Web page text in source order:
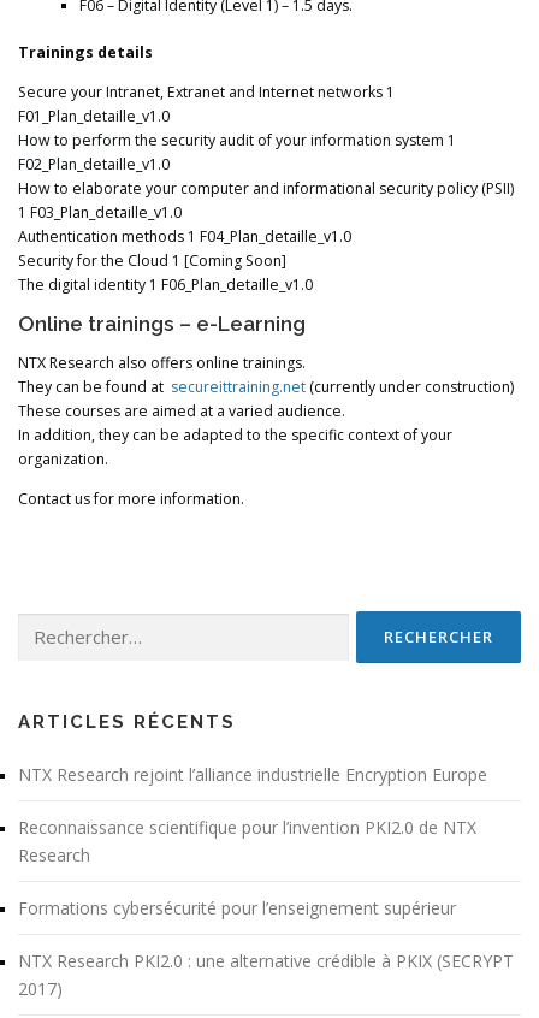
F06 – Digital Identity (Level 1) – 1.5 days.
Trainings details
Secure your Intranet, Extranet and Internet networks 1
F01_Plan_detaille_v1.0
How to perform the security audit of your information system 1
F02_Plan_detaille_v1.0
How to elaborate your computer and informational security policy (PSII)
1 F03_Plan_detaille_v1.0
Authentication methods 1 F04_Plan_detaille_v1.0
Security for the Cloud 1 [Coming Soon]
The digital identity 1 F06_Plan_detaille_v1.0
Online trainings – e-Learning
NTX Research also offers online trainings.
They can be found at secureittraining.net (currently under construction)
These courses are aimed at a varied audience.
In addition, they can be adapted to the specific context of your
organization.
Contact us for more information.
ARTICLES RÉCENTS
NTX Research rejoint l’alliance industrielle Encryption Europe
Reconnaissance scientifique pour l’invention PKI2.0 de NTX
Research
Formations cybersécurité pour l’enseignement supérieur
NTX Research PKI2.0 : une alternative crédible à PKIX (SECRYPT
2017)